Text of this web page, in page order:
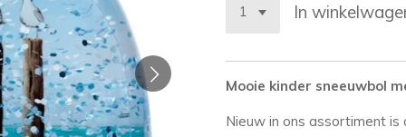
In
Mooie kinder sneeuwbol
Nieuw in ons assortiment